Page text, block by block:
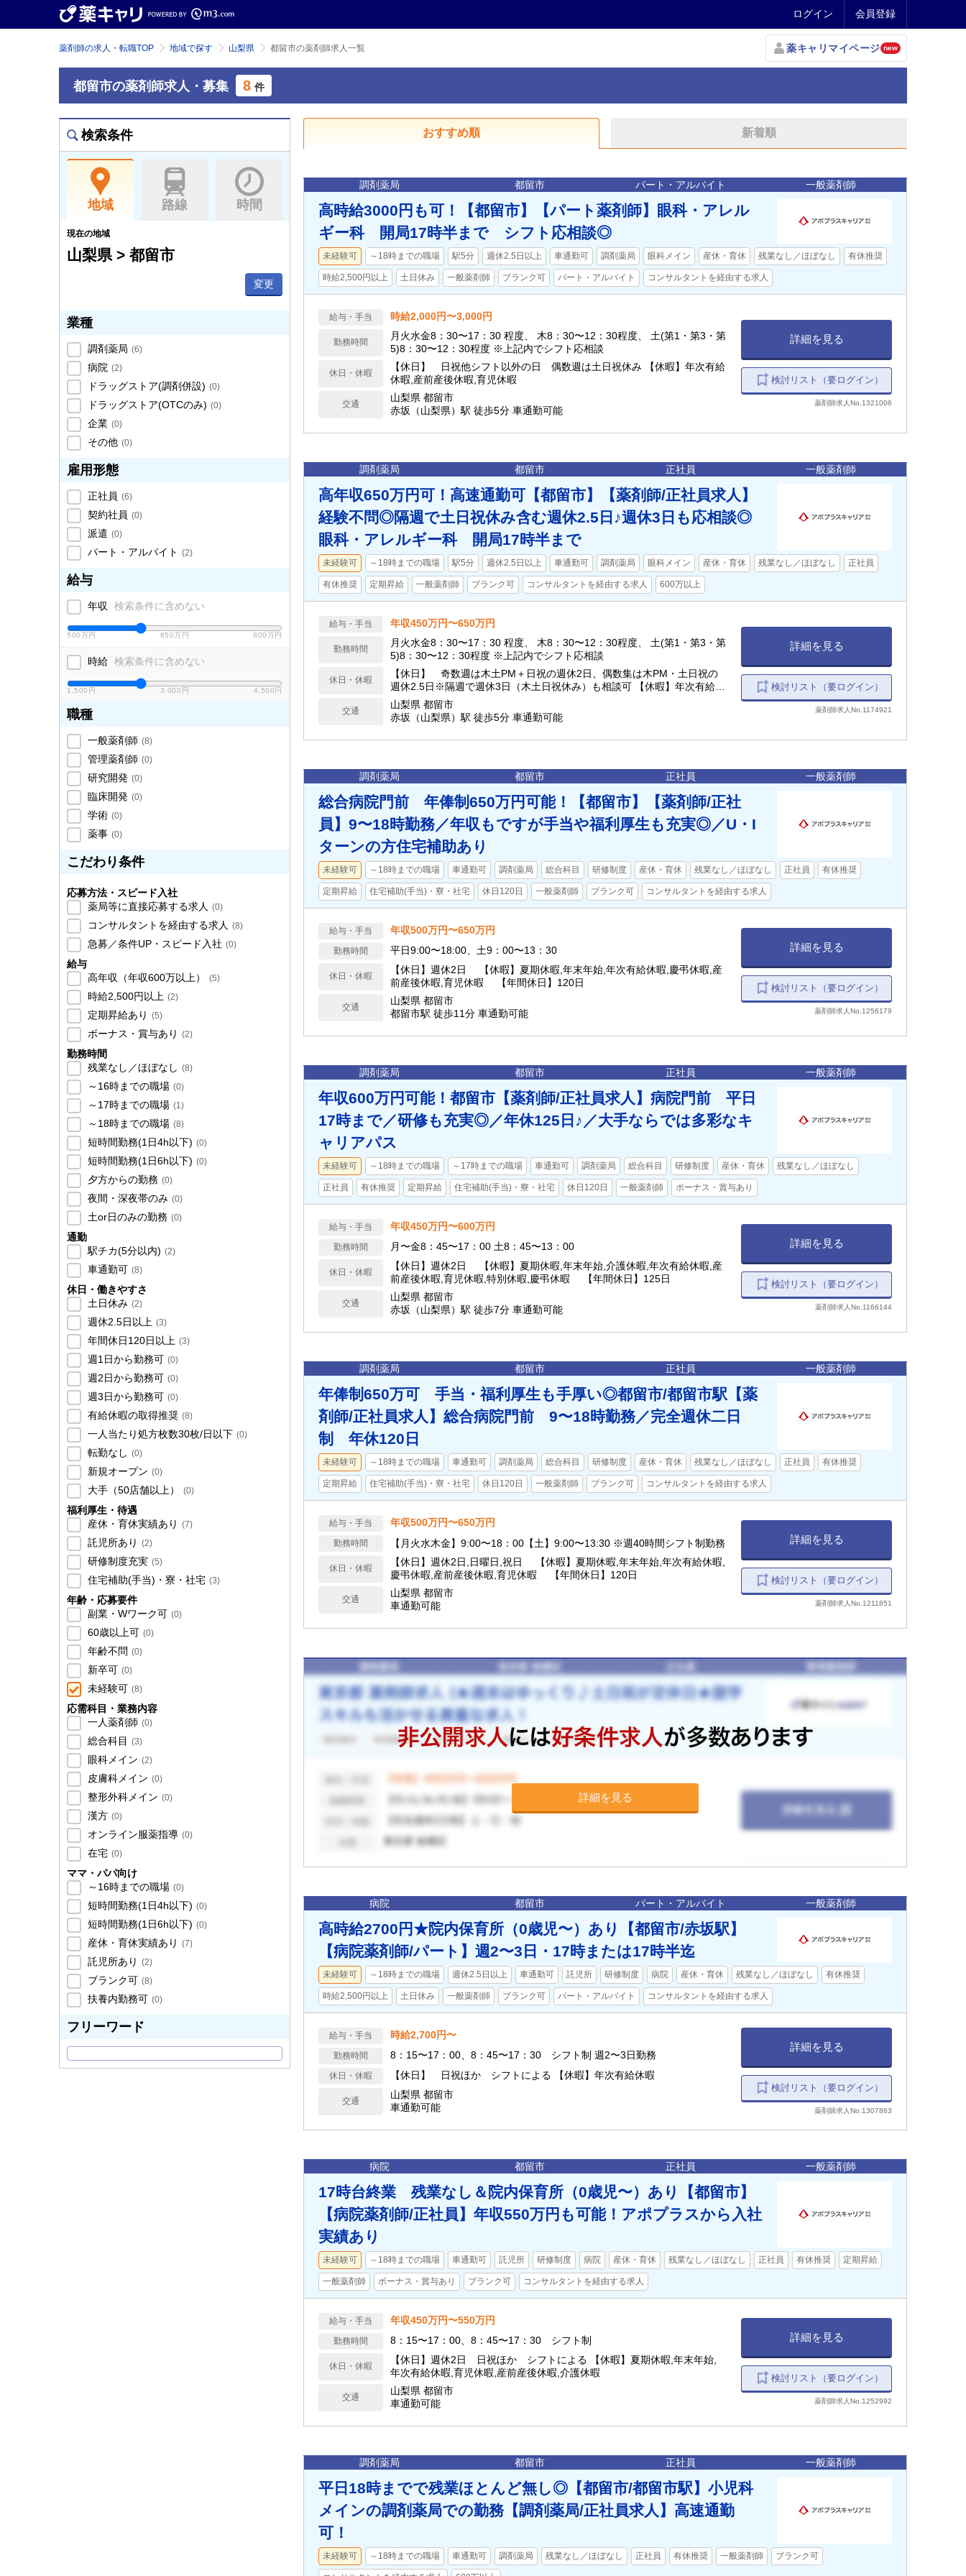
ログイン 会員登録
薬剤師の求人・転職TOP 地域で探す 山梨県 都留市の薬剤師求人一覧 薬キャリマイページ new
都留市の薬剤師求人・募集 8 件
検索条件
地域 路線 時間
現在の地域
山梨県 > 都留市
変更
業種
調剤薬局 (6)
病院 (2)
ドラッグストア(調剤併設) (0)
ドラッグストア(OTCのみ) (0)
企業 (0)
その他 (0)
雇用形態
正社員 (6)
契約社員 (0)
派遣 (0)
パート・アルバイト (2)
給与
年収 検索条件に含めない
500万円 650万円 800万円
時給 検索条件に含めない
1,500円 3,000円 4,500円
職種
一般薬剤師 (8)
管理薬剤師 (0)
研究開発 (0)
臨床開発 (0)
学術 (0)
薬事 (0)
こだわり条件
応募方法・スピード入社
薬局等に直接応募する求人 (0)
コンサルタントを経由する求人 (8)
急募／条件UP・スピード入社 (0)
給与
高年収（年収600万以上）
(5)
時給2,500円以上 (2)
定期昇給あり (5)
ボーナス・賞与あり (2)
勤務時間
残業なし／ほぼなし (8)
～16時までの職場 (0)
～17時までの職場 (1)
～18時までの職場 (8)
短時間勤務(1日4h以下) (0)
短時間勤務(1日6h以下) (0)
夕方からの勤務 (0)
夜間・深夜帯のみ (0)
土or日のみの勤務 (0)
通勤
駅チカ(5分以内) (2)
車通勤可 (8)
休日・働きやすさ
土日休み (2)
週休2.5日以上 (3)
年間休日120日以上 (3)
週1日から勤務可 (0)
週2日から勤務可 (0)
週3日から勤務可 (0)
有給休暇の取得推奨 (8)
一人当たり処方枚数30枚/日以下 (0)
転勤なし (0)
新規オープン (0)
大手（50店舗以上） (0)
福利厚生・待遇
産休・育休実績あり (7)
託児所あり (2)
研修制度充実 (5)
住宅補助(手当)・寮・社宅 (3)
年齢・応募要件
副業・Wワーク可 (0)
60歳以上可 (0)
年齢不問 (0)
新卒可 (0)
未経験可 (8)
応需科目・業務内容
一人薬剤師 (0)
総合科目 (3)
眼科メイン (2)
皮膚科メイン (0)
整形外科メイン (0)
漢方 (0)
オンライン服薬指導 (0)
在宅 (0)
ママ・パパ向け
～16時までの職場 (0)
短時間勤務(1日4h以下) (0)
短時間勤務(1日6h以下) (0)
産休・育休実績あり (7)
託児所あり (2)
ブランク可 (8)
扶養内勤務可 (0)
フリーワード
おすすめ順 新着順
調剤薬局 都留市 パート・アルバイト 一般薬剤師
高時給3000円も可！【都留市】【パート薬剤師】眼科・アレル
ギー科 開局17時半まで シフト応相談◎
未経験可 ～18時までの職場 駅5分 週休2.5日以上 車通勤可 調剤薬局 眼科メイン 産休・育休 残業なし／ほぼなし 有休推奨
時給2,500円以上 土日休み 一般薬剤師 ブランク可 パート・アルバイト コンサルタントを経由する求人
給与・手当 時給2,000円〜3,000円
勤務時間
月火水金8：30〜17：30 程度、 木8：30〜12：30程度、 土(第1・第3・第
5)8：30〜12：30程度 ※上記内でシフト応相談
休日・休暇
【休日】 日祝他シフト以外の日 偶数週は土日祝休み 【休暇】年次有給
休暇,産前産後休暇,育児休暇
交通
山梨県 都留市
赤坂（山梨県）駅 徒歩5分 車通勤可能
詳細を見る
検討リスト（要ログイン）
薬剤師求人No.1321006
調剤薬局 都留市 正社員 一般薬剤師
高年収650万円可！高速通勤可【都留市】【薬剤師/正社員求人】
経験不問◎隔週で土日祝休み含む週休2.5日♪週休3日も応相談◎
眼科・アレルギー科 開局17時半まで
未経験可 ～18時までの職場 駅5分 週休2.5日以上 車通勤可 調剤薬局 眼科メイン 産休・育休 残業なし／ほぼなし 正社員
有休推奨 定期昇給 一般薬剤師 ブランク可 コンサルタントを経由する求人 600万以上
給与・手当 年収450万円〜650万円
勤務時間
月火水金8：30〜17：30 程度、 木8：30〜12：30程度、 土(第1・第3・第
5)8：30〜12：30程度 ※上記内でシフト応相談
休日・休暇
【休日】 奇数週は木土PM＋日祝の週休2日、偶数集は木PM・土日祝の
週休2.5日※隔週で週休3日（木土日祝休み）も相談可 【休暇】年次有給休
暇,産前産後休暇,育児休暇
交通
山梨県 都留市
赤坂（山梨県）駅 徒歩5分 車通勤可能
詳細を見る
検討リスト（要ログイン）
薬剤師求人No.1174921
調剤薬局 都留市 正社員 一般薬剤師
総合病院門前 年俸制650万円可能！【都留市】【薬剤師/正社
員】9〜18時勤務／年収もですが手当や福利厚生も充実◎／U・I
ターンの方住宅補助あり
未経験可 ～18時までの職場 車通勤可 調剤薬局 総合科目 研修制度 産休・育休 残業なし／ほぼなし 正社員 有休推奨
定期昇給 住宅補助(手当)・寮・社宅 休日120日 一般薬剤師 ブランク可 コンサルタントを経由する求人
給与・手当 年収500万円〜650万円
勤務時間 平日9:00〜18:00、土9：00〜13：30
休日・休暇
【休日】週休2日 【休暇】夏期休暇,年末年始,年次有給休暇,慶弔休暇,産
前産後休暇,育児休暇 【年間休日】120日
交通
山梨県 都留市
都留市駅 徒歩11分 車通勤可能
詳細を見る
検討リスト（要ログイン）
薬剤師求人No.1256179
調剤薬局 都留市 正社員 一般薬剤師
年収600万円可能！都留市【薬剤師/正社員求人】病院門前 平日
17時まで／研修も充実◎／年休125日♪／大手ならでは多彩なキ
ャリアパス
未経験可 ～18時までの職場 ～17時までの職場 車通勤可 調剤薬局 総合科目 研修制度 産休・育休 残業なし／ほぼなし
正社員 有休推奨 定期昇給 住宅補助(手当)・寮・社宅 休日120日 一般薬剤師 ボーナス・賞与あり
給与・手当 年収450万円〜600万円
勤務時間 月〜金8：45〜17：00 土8：45〜13：00
休日・休暇
【休日】週休2日 【休暇】夏期休暇,年末年始,介護休暇,年次有給休暇,産
前産後休暇,育児休暇,特別休暇,慶弔休暇 【年間休日】125日
交通
山梨県 都留市
赤坂（山梨県）駅 徒歩7分 車通勤可能
詳細を見る
検討リスト（要ログイン）
薬剤師求人No.1166144
調剤薬局 都留市 正社員 一般薬剤師
年俸制650万可 手当・福利厚生も手厚い◎都留市/都留市駅【薬
剤師/正社員求人】総合病院門前 9〜18時勤務／完全週休二日
制 年休120日
未経験可 ～18時までの職場 車通勤可 調剤薬局 総合科目 研修制度 産休・育休 残業なし／ほぼなし 正社員 有休推奨
定期昇給 住宅補助(手当)・寮・社宅 休日120日 一般薬剤師 ブランク可 コンサルタントを経由する求人
給与・手当 年収500万円〜650万円
勤務時間 【月火水木金】9:00〜18：00【土】9:00〜13:30 ※週40時間シフト制勤務
休日・休暇
【休日】週休2日,日曜日,祝日 【休暇】夏期休暇,年末年始,年次有給休暇,
慶弔休暇,産前産後休暇,育児休暇 【年間休日】120日
交通
山梨県 都留市
車通勤可能
詳細を見る
検討リスト（要ログイン）
薬剤師求人No.1211851
詳細を見る
病院 都留市 パート・アルバイト 一般薬剤師
高時給2700円★院内保育所（0歳児〜）あり【都留市/赤坂駅】
【病院薬剤師/パート】週2〜3日・17時または17時半迄
未経験可 ～18時までの職場 週休2.5日以上 車通勤可 託児所 研修制度 病院 産休・育休 残業なし／ほぼなし 有休推奨
時給2,500円以上 土日休み 一般薬剤師 ブランク可 パート・アルバイト コンサルタントを経由する求人
給与・手当 時給2,700円〜
勤務時間 8：15〜17：00、8：45〜17：30 シフト制 週2〜3日勤務
休日・休暇 【休日】 日祝ほか シフトによる 【休暇】年次有給休暇
交通
山梨県 都留市
車通勤可能
詳細を見る
検討リスト（要ログイン）
薬剤師求人No.1307863
病院 都留市 正社員 一般薬剤師
17時台終業 残業なし＆院内保育所（0歳児〜）あり【都留市】
【病院薬剤師/正社員】年収550万円も可能！アポプラスから入社
実績あり
未経験可 ～18時までの職場 車通勤可 託児所 研修制度 病院 産休・育休 残業なし／ほぼなし 正社員 有休推奨 定期昇給
一般薬剤師 ボーナス・賞与あり ブランク可 コンサルタントを経由する求人
給与・手当 年収450万円〜550万円
勤務時間 8：15〜17：00、8：45〜17：30 シフト制
休日・休暇
【休日】週休2日 日祝ほか シフトによる 【休暇】夏期休暇,年末年始,
年次有給休暇,育児休暇,産前産後休暇,介護休暇
交通
山梨県 都留市
車通勤可能
詳細を見る
検討リスト（要ログイン）
薬剤師求人No.1252992
調剤薬局 都留市 正社員 一般薬剤師
平日18時までで残業ほとんど無し◎【都留市/都留市駅】小児科
メインの調剤薬局での勤務【調剤薬局/正社員求人】高速通勤
可！
未経験可 ～18時までの職場 車通勤可 調剤薬局 残業なし／ほぼなし 正社員 有休推奨 一般薬剤師 ブランク可